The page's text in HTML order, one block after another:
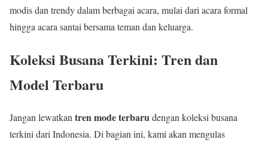
modis dan trendy dalam berbagai acara, mulai dari acara formal
hingga acara santai bersama teman dan keluarga.
Koleksi Busana Terkini: Tren dan
Model Terbaru
Jangan lewatkan tren mode terbarudengan koleksi busana
terkini dari Indonesia. Di bagian ini, kami akan mengulas